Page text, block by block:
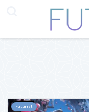
Futurist